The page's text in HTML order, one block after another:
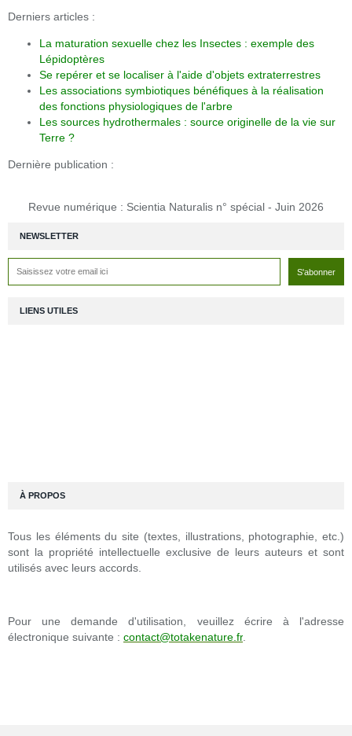
NEWSLETTER
Derniers articles :
La maturation sexuelle chez les Insectes : exemple des
Lépidoptères
Se repérer et se localiser à l'aide d'objets extraterrestres
Les associations symbiotiques bénéfiques à la réalisation
des fonctions physiologiques de l'arbre
Les sources hydrothermales : source originelle de la vie sur
Terre ?
Dernière publication :
Revue numérique : Scientia Naturalis n° spécial - Juin 2026
LIENS UTILES
À PROPOS
Tous les éléments du site (textes, illustrations, photographie, etc.)
sont la propriété intellectuelle exclusive de leurs auteurs et sont
utilisés avec leurs accords.
Pour une demande d'utilisation, veuillez écrire à l'adresse
électronique suivante : contact@totakenature.fr